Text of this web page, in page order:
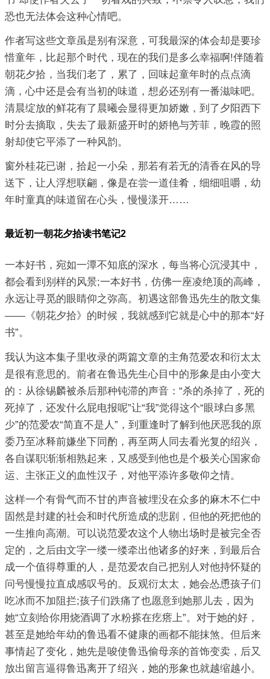
恐也无法体会这种心情吧。
作者写这些文章虽是别有深意，可我最深的体会却是要珍
惜童年，比起那个时代，现在的我们是多么幸福啊!伴随着
朝花夕拾，当我们老了，累了，回味起童年时的点点滴
滴，心中还是会有当初的味道，想必还别有一番滋味吧。
清晨绽放的鲜花有了晨曦会显得更加娇嫩，到了夕阳西下
时分去摘取，失去了最新盛开时的娇艳与芳菲，晚霞的照
射却使它平添了一种风韵。
窗外桂花已谢，拾起一小朵，那若有若无的清香在风的导
送下，让人浮想联翩，像是在尝一道佳肴，细细咀嚼，幼
年时童真的味道留在心头，慢慢漾开……
最近初一朝花夕拾读书笔记2
一本好书，宛如一潭不知底的深水，每当将心沉浸其中，
都会看到别样的风景;一本好书，仿佛一座凌绝顶的高峰，
永远让寻觅的眼睛仰之弥高。初遇这部鲁迅先生的散文集
——《朝花夕拾》的时候，我就感到它就是心中的那本“好
书”。
我认为这本集子里收录的两篇文章的主角范爱农和衍太太
是很有意思的。前者在鲁迅先生心目中的形象是由小变大
的：从徐锡麟被杀后那种钝滞的声音：“杀的杀掉了，死的
死掉了，还发什么屁电报呢”让“我”觉得这个“眼球白多黑
少”的范爱农“简直不是人”，到重逢时了解到他厌恶我的原
委乃至冰释前嫌坐下同酌，再至两人同去看光复的绍兴，
各自谋职渐渐相熟起来，又感受到他也是个极关心国家命
运、主张正义的血性汉子，对他平添许多敬仰之情。
这样一个有骨气而不甘的声音被埋没在众多的麻木不仁中
固然是封建的社会和时代所造成的悲剧，但他的死把他的
一生推向高潮。可以说范爱农这个人物出场时是被完全否
定的，之后由文字一缕一缕牵出他诸多的好来，到最后合
成一个值得尊重的人，是范爱农自己把别人对他持怀疑的
问号慢慢拉直成感叹号的。反观衍太太，她会怂恿孩子们
吃冰而不加阻拦;孩子们跌痛了也愿意到她那儿去，因为
她“立刻给你用烧酒调了水粉搽在疙瘩上”。对于她的好，
甚至是她给年幼的鲁迅看不健康的画都不能抹煞。但后来
事情起了变化，她先是唆使鲁迅偷母亲的首饰变卖，后又
放出留言逼得鲁迅离开了绍兴，她的形象也就越缩越小。